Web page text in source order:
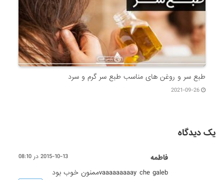
طبع سر و روغن های مناسب طبع سر گرم و سرد
2021-09-26
یک دیدگاه
فاطمه 2015-10-13 در 08:10
vaaaaaaaaay che galebممنون خوب بود